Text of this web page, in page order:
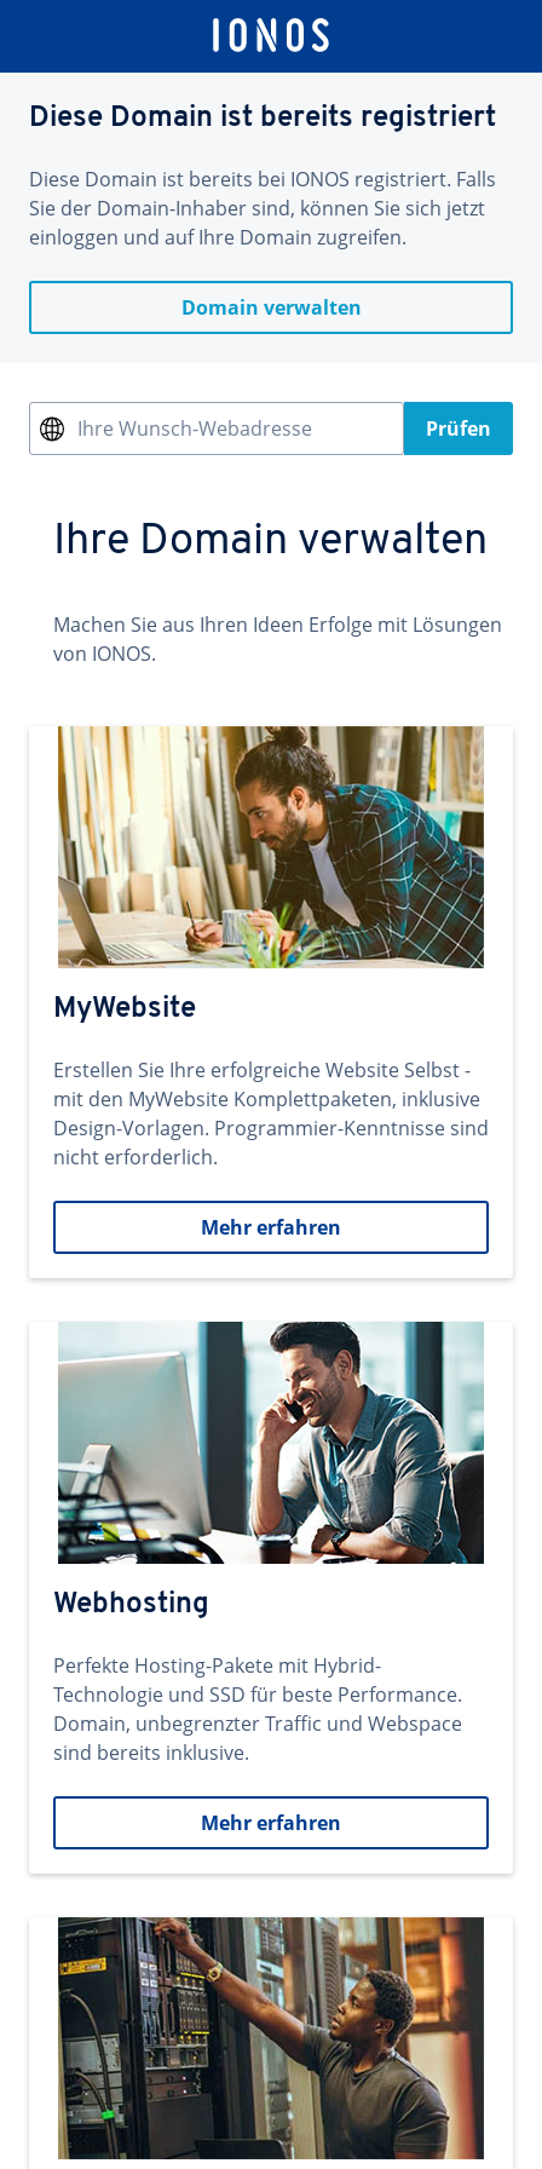
Diese Domain ist bereits registriert
Diese Domain ist bereits bei IONOS registriert. Falls
Sie der Domain-Inhaber sind, können Sie sich jetzt
einloggen und auf Ihre Domain zugreifen.
Domain verwalten
Ihre Wunsch-Webadresse Prüfen
Ihre Domain verwalten
Machen Sie aus Ihren Ideen Erfolge mit Lösungen
von IONOS.
MyWebsite
Erstellen Sie Ihre erfolgreiche Website Selbst -
mit den MyWebsite Komplettpaketen, inklusive
Design-Vorlagen. Programmier-Kenntnisse sind
nicht erforderlich.
Mehr erfahren
Webhosting
Perfekte Hosting-Pakete mit Hybrid-
Technologie und SSD für beste Performance.
Domain, unbegrenzter Traffic und Webspace
sind bereits inklusive.
Mehr erfahren